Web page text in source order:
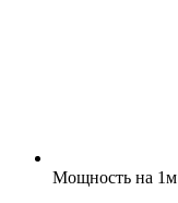
Мощность на 1м